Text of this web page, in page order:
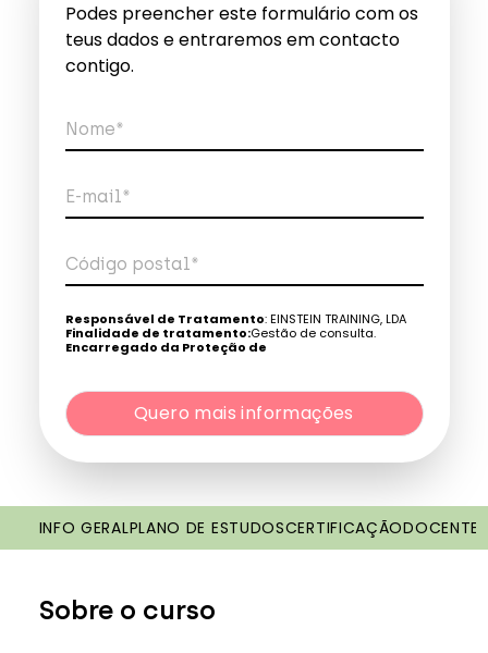
Podes preencher este formulário com os
teus dados e entraremos em contacto
contigo.
Nome*
E-mail*
Telefone*
Código postal*
Responsável de Tratamento: EINSTEIN TRAINING, LDA
Finalidade de tratamento:Gestão de consulta.
Encarregado da Proteção de
por obrigação legal. / Direitos: aceder, retificar e excluir os
dados, bem como outros direitos, conforme o explicito na
Política de Privacidade.
Quero mais informações
INFO GERALPLANO DE ESTUDOSCERTIFICAÇÃODOCENTES
Sobre o curso